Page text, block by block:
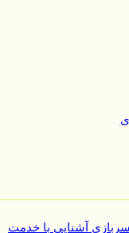
آشنایی با خدمت